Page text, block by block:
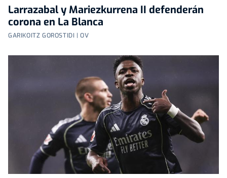
Larrazabal y Mariezkurrena II defenderán
corona en La Blanca
GARIKOITZ GOROSTIDI | OV